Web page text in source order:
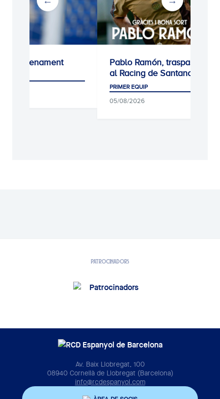
Pablo Ramón, traspassat
al Racing de Santander
Unai Núñez,
de l'Espanyol
PATROCINADORS
Av. Baix Llobregat, 100
08940 Cornellà de Llobregat (Barcelona)
info@rcdespanyol.com